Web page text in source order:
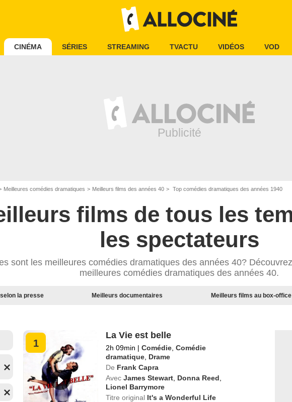
CINÉMA SÉRIES STREAMING TVACTU VIDÉOS VOD
Meilleures comédies dramatiques Meilleurs films des années 40 Top comédies dramatiques des années 1940
films de tous les
les spectateurs
sont les meilleures comédies dramatiques des années 40?
meilleures comédies dramatiques des années 40.
la presse Meilleurs documentaires Meilleurs films au box-office
1
La Vie est belle
2h 09min | Comédie, Comédie
dramatique, Drame
De Frank Capra
Avec James Stewart, Donna Reed
Lionel Barrymore
Titre original It's a Wonderful Life